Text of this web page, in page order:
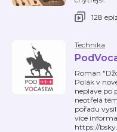
128
Technika
Roman
Polák v
neplave po
neotřelá
pořadu
více
https://